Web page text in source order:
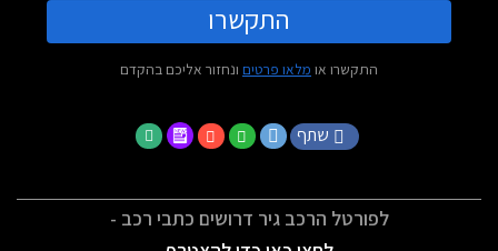
התקשרו
התקשרו או מלאו פרטים ונחזור אליכם בהקדם
שתף
לפורטל הרכב גיר דרושים כתבי רכב -